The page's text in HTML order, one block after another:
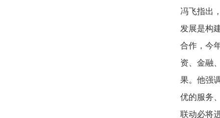
冯飞指出
发展是构
合作，今
资、金融
果。他强
优的服务
联动必将